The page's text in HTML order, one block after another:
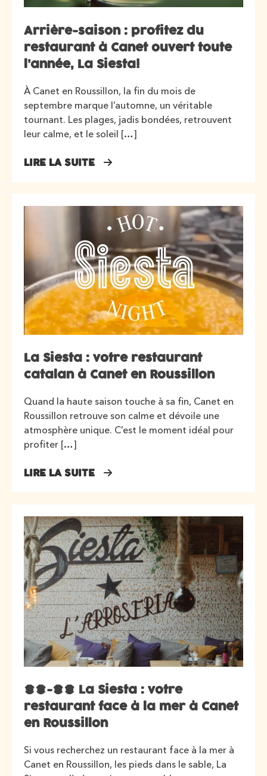
Arrière-saison : profitez du
restaurant à Canet ouvert toute
l’année, La Siesta!
À Canet en Roussillon, la fin du mois de
septembre marque l’automne, un véritable
tournant. Les plages, jadis bondées, retrouvent
leur calme, et le soleil […]
LIRE LA SUITE
La Siesta : votre restaurant
catalan à Canet en Roussillon
Quand la haute saison touche à sa fin, Canet en
Roussillon retrouve son calme et dévoile une
atmosphère unique. C’est le moment idéal pour
profiter […]
LIRE LA SUITE
28-36 La Siesta : votre
restaurant face à la mer à Canet
en Roussillon
Si vous recherchez un restaurant face à la mer à
Canet en Roussillon, les pieds dans le sable, La